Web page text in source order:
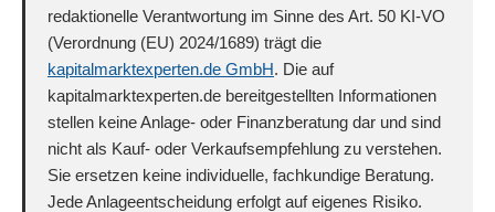
redaktionelle Verantwortung im Sinne des Art. 50 KI-VO
(Verordnung (EU) 2024/1689) trägt die
kapitalmarktexperten.de GmbH. Die auf
kapitalmarktexperten.de bereitgestellten Informationen
stellen keine Anlage- oder Finanzberatung dar und sind
nicht als Kauf- oder Verkaufsempfehlung zu verstehen.
Sie ersetzen keine individuelle, fachkundige Beratung.
Jede Anlageentscheidung erfolgt auf eigenes Risiko.